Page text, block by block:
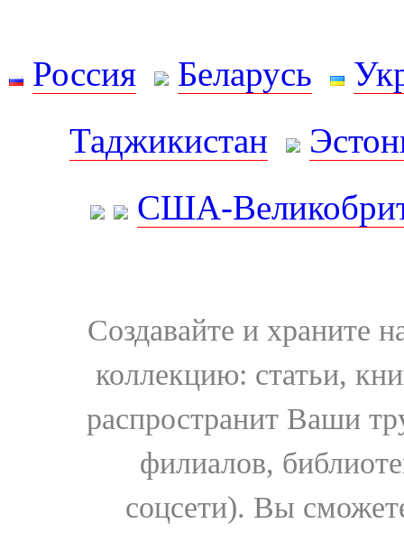
Россия Беларусь
Таджикистан
США-
Создавайте и храните
коллекцию: статьи,
распространит Ваши
филиалов,
соцсети). Вы